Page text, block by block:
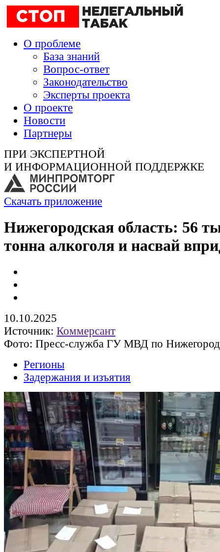
О проблеме
База знаний
Вопрос-ответ
Законодательство
Эксперты проекта
О проекте
Новости
Партнеры
ПРИ ЭКСПЕРТНОЙ
И ИНФОРМАЦИОННОЙ ПОДДЕРЖКЕ
Скачать приложение
Нижегородская область: 56
тонна алкоголя и насвай
10.10.2025
Источник: Коммерсант
Фото: Пресс-служба ГУ МВД по
Регионы
Задержания и изъятия